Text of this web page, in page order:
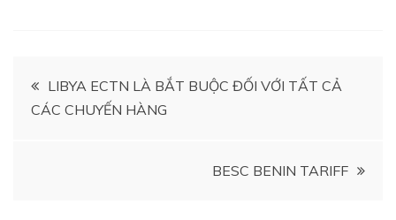
ĐiềuLIBYA ECTN LÀ BẮT BUỘC ĐỐI VỚI TẤT CẢ
CÁC CHUYẾN HÀNG
BESC BENIN TARIFF